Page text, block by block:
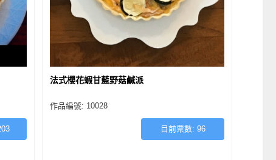
法式櫻花蝦甘藍野菇鹹派
作品編號: 10028
目前票數: 96